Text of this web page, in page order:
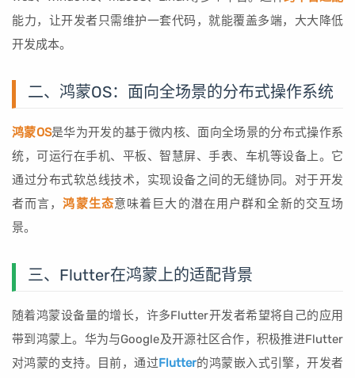
能力，让开发者只需维护一套代码，就能覆盖多端，大大降低
开发成本。
二、鸿蒙OS：面向全场景的分布式操作系统
鸿蒙OS是华为开发的基于微内核、面向全场景的分布式操作系
统，可运行在手机、平板、智慧屏、手表、车机等设备上。它
通过分布式软总线技术，实现设备之间的无缝协同。对于开发
者而言，鸿蒙生态意味着巨大的潜在用户群和全新的交互场
景。
三、Flutter在鸿蒙上的适配背景
随着鸿蒙设备量的增长，许多Flutter开发者希望将自己的应用
带到鸿蒙上。华为与Google及开源社区合作，积极推进Flutter
对鸿蒙的支持。目前，通过Flutter的鸿蒙嵌入式引擎，开发者